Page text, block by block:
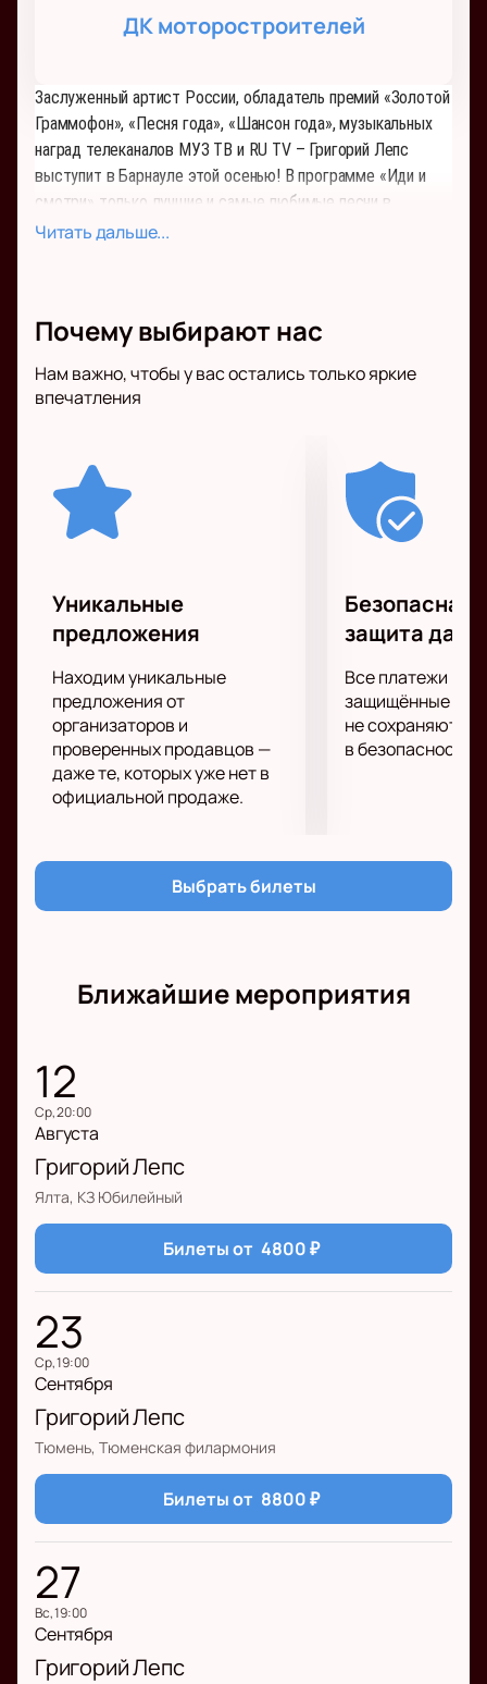
ДК моторостроителей
Заслуженный артист России, обладатель премий «Золотой
Граммофон», «Песня года», «Шансон года», музыкальных
наград телеканалов МУЗ ТВ и RU TV – Григорий Лепс
выступит в Барнауле этой осенью! В программе «Иди и
смотри» только лучшие и самые любимые песни в
неподражаемом исполнении артиста.
известную песню с совершенно другой стороны, вообще
за пределами понимания. Каждый концерт Григория Лепса
– настоящее зрелище с живым звуком, цепляющие
Читать дальше...
Почему выбирают нас
Нам важно, чтобы у вас остались только яркие
впечатления
Уникальные
предложения
Находим уникальные
предложения от
организаторов и
проверенных продавцов —
даже те, которых уже нет в
официальной продаже.
Безопасная
защита
Все платежи
защищённые
не сохраняются
в безопасности.
Выбрать билеты
Ближайшие мероприятия
12
ср, 20:00
Августа
Григорий Лепс
Ялта, КЗ Юбилейный
Билеты от 4800₽
23
ср, 19:00
Сентября
Григорий Лепс
Тюмень, Тюменская филармония
Билеты от 8800₽
27
вс, 19:00
Сентября
Григорий Лепс